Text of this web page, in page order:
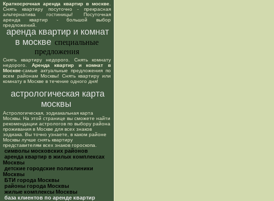
Краткосрочная аренда квартир в москве
Снять квартиру посуточно - прекрасная
альтернатива гостиницы! Посуточная
аренда квартир - большой выбор
предложений.
аренда квартир и комнат
в москве специальные
предложения
Снять квартиру недорого. Снять комнату
недорого. Аренда квартир и комнат в
Москве-самые актуальные предложения по
всем районам Москвы! Снять квартиру или
комнату в Москве в течение одного дня!
астрологическая карта
москвы
Астрологическая, зодиакальная карта
Москвы. На этой странице вы сможете найти
рекомендации астрологов по выбору района
проживания в Москве для всех знаков
зодиака. Вы точно узнаете, в каком районе
Москвы лучше снять квартиру
представителям всех знаков гороскопа.
cимволы московских районов
аренда квартир в жилых комплексах
Москвы
детские городские поликлиники
Москвы
БТИ города Москвы
районы города Москвы
жилые комплексы Москвы
база клиентов по аренде квартир